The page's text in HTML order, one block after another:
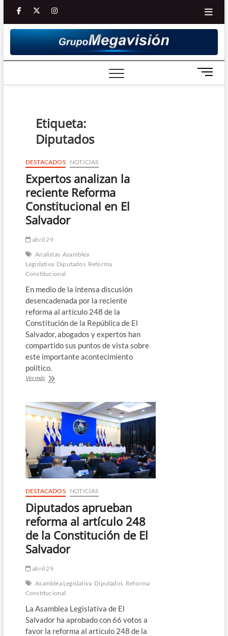
Saltar
contenido
facebooktwitter
Youtube
instagram
B
o
Etiqueta:
Diputados
DESTACADOS NOTICIAS
Expertos analizan la
reciente Reforma
Constitucional en El
Salvador
abril 29
Analistas Asamblea
Legislativa Diputados Reforma
Constitucional
En medio de la intensa discusión
desencadenada por la reciente
reforma al artículo 248 de la
Constitución de la República de El
Salvador, abogados y expertos han
compartido sus puntos de vista sobre
este importante acontecimiento
político.
Ver másExpertos
reciente
Reforma
Constitucional
en
El
Salvador
DESTACADOS NOTICIAS
Diputados aprueban
reforma al artículo 248
de la Constitución de El
Salvador
abril 29
Asamblea Legislativa Diputados Reforma
Constitucional
La Asamblea Legislativa de El
Salvador ha aprobado con 66 votos a
favor la reforma al artículo 248 de la